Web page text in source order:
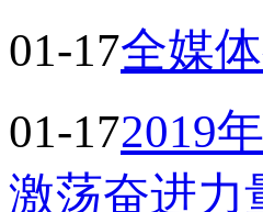
01-17全媒
01-172019
激荡奋进力